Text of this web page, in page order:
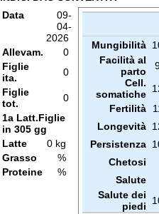
Data
09-
04-
2026
Allevam.
0
Figlie
ita.
0
Figlie
tot.
0
1a Latt.Figlie
in 305 gg
Latte
0 kg
Grasso
%
Proteine
%
Mungibilità
Facilità al
parto
Cell.
somatiche
Fertilità
Longevità
Persistenza
Chetosi
Salute
Salute dei
piedi